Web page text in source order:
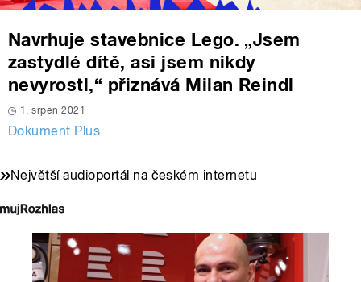
Navrhuje stavebnice Lego. „Jsem
zastydlé dítě, asi jsem nikdy
nevyrostl,“ přiznává Milan Reindl
1. srpen 2021
Dokument Plus
Největší audioportál na českém internetu